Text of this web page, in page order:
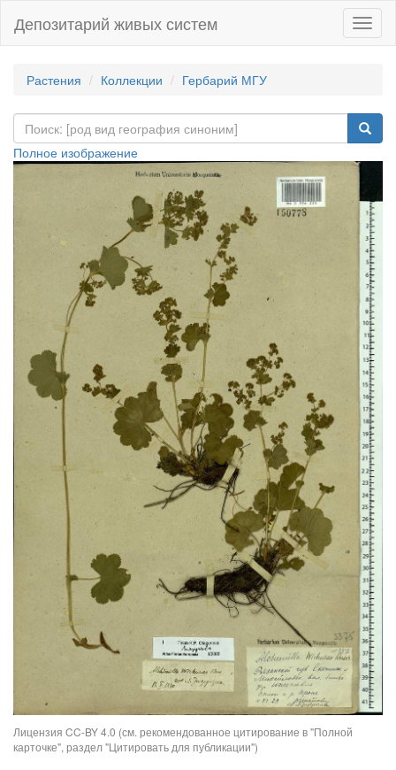
Депозитарий живых систем
Растения Коллекции Гербарий МГУ
Полное изображение
Лицензия CC-BY 4.0 (см. рекомендованное цитирование в "Полной
карточке", раздел "Цитировать для публикации")